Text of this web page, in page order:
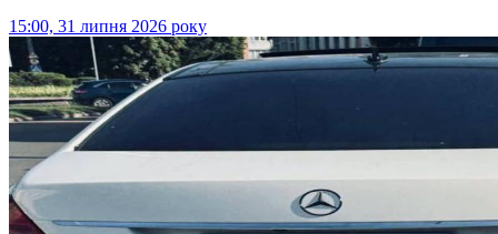
15:00, 31 липня 2026 року